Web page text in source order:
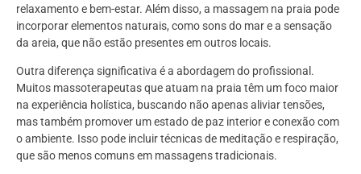
relaxamento e bem-estar. Além disso, a massagem na praia pode
incorporar elementos naturais, como sons do mar e a sensação
da areia, que não estão presentes em outros locais.
Outra diferença significativa é a abordagem do profissional.
Muitos massoterapeutas que atuam na praia têm um foco maior
na experiência holística, buscando não apenas aliviar tensões,
mas também promover um estado de paz interior e conexão com
o ambiente. Isso pode incluir técnicas de meditação e respiração,
que são menos comuns em massagens tradicionais.